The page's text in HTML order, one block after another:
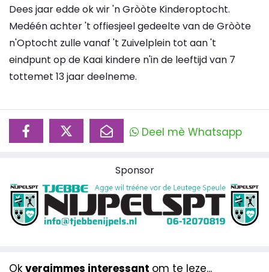
Dees jaar edde ok wir 'n Gròòte Kinderoptocht.
Medéén achter 't offiesjeel gedeelte van de Gròòte
n'Optocht zulle vanaf 't Zuivelplein tot aan 't
eindpunt op de Kaai kindere n'in de leeftijd van 7
tottemet 13 jaar deelneme.
Deel mè Whatsapp
Sponsor
Ok vergimmes interessant om te leze...